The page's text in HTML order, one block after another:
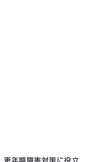
、 更年期障害対策に役立